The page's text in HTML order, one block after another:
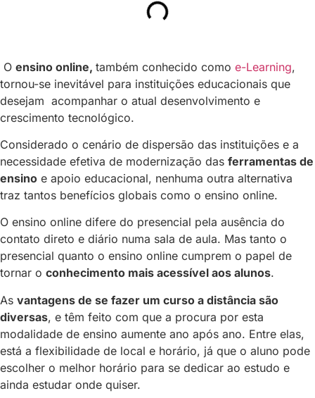
O ensino online, também conhecido como e-Learning,
tornou-se inevitável para instituições educacionais que
desejam acompanhar o atual desenvolvimento e
crescimento tecnológico.
Considerado o cenário de dispersão das instituições e a
necessidade efetiva de modernização das ferramentas de
ensino e apoio educacional, nenhuma outra alternativa
traz tantos benefícios globais como o ensino online.
O ensino online difere do presencial pela ausência do
contato direto e diário numa sala de aula. Mas tanto o
presencial quanto o ensino online cumprem o papel de
tornar o conhecimento mais acessível aos alunos.
As vantagens de se fazer um curso a distância são
diversas, e têm feito com que a procura por esta
modalidade de ensino aumente ano após ano. Entre elas,
está a flexibilidade de local e horário, já que o aluno pode
escolher o melhor horário para se dedicar ao estudo e
ainda estudar onde quiser.